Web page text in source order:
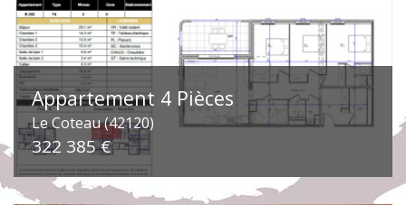
Appartement 4 Pièces
Le Coteau (42120)
322 385 €